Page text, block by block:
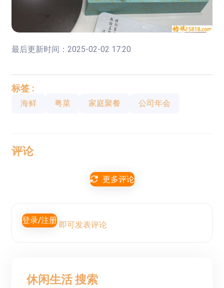
最后更新时间：2025-02-02 17:20
标签 :
海鲜 粤菜 家庭聚餐 公司年会
评论
更多评论
登录/注册 即可发表评论
休闲生活 搜索